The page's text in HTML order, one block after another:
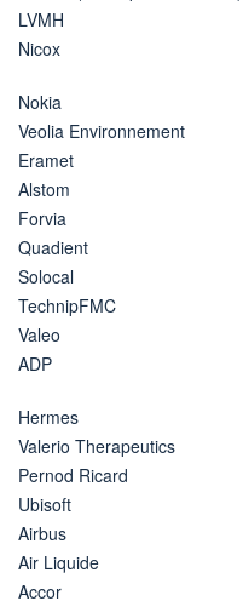
LVMH
Nicox
Nokia
Veolia Environnement
Eramet
Alstom
Forvia
Quadient
Solocal
TechnipFMC
Valeo
ADP
Hermes
Valerio Therapeutics
Pernod Ricard
Ubisoft
Airbus
Air Liquide
Accor